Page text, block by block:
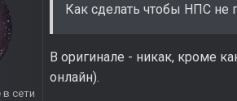
в сети
Как сделать чтобы НПС не
В оригинале - никак, кроме
онлайн).